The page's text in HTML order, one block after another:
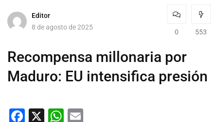
Editor
8 de agosto de 2025
0 553
Recompensa millonaria por
Maduro: EU intensifica presión
Facebook
X WhatsApp